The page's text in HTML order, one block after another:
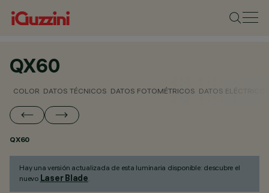
QX60
COLOR DATOS TÉCNICOS DATOS FOTOMÉTRICOS DATOS
QX60
Hay una versión actualizada de esta luminaria disponible: descubre el
nuevo Laser Blade.